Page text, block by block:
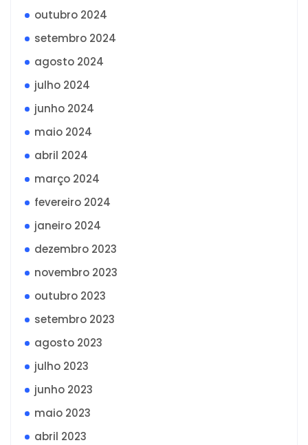
outubro 2024
setembro 2024
agosto 2024
julho 2024
junho 2024
maio 2024
abril 2024
março 2024
fevereiro 2024
janeiro 2024
dezembro 2023
novembro 2023
outubro 2023
setembro 2023
agosto 2023
julho 2023
junho 2023
maio 2023
abril 2023